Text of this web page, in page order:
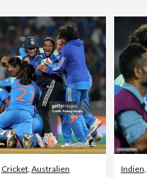
Cricket, Australien Indien,